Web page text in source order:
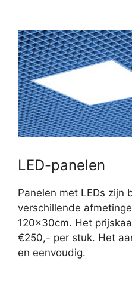
LED-panelen
Panelen met LEDs zijn
verschillende
120x30cm. Het
€250,- per stuk. Het
en eenvoudig.